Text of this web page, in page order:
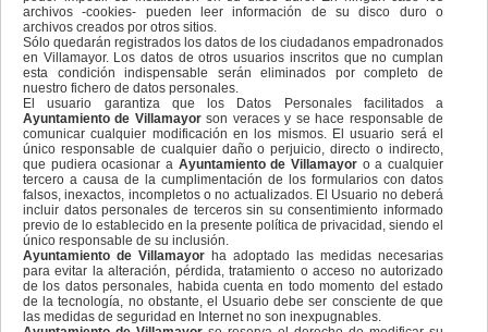
archivos -cookies- pueden leer información de su disco duro o
archivos creados por otros sitios.
Sólo quedarán registrados los datos de los ciudadanos empadronados
en Villamayor. Los datos de otros usuarios inscritos que no cumplan
esta condición indispensable serán eliminados por completo de
nuestro fichero de datos personales.
El usuario garantiza que los Datos Personales facilitados a
Ayuntamiento de Villamayorson veraces y se hace responsable de
comunicar cualquier modificación en los mismos. El usuario será el
único responsable de cualquier daño o perjuicio, directo o indirecto,
que pudiera ocasionar a Ayuntamiento de Villamayor o a cualquier
tercero a causa de la cumplimentación de los formularios con datos
falsos, inexactos, incompletos o no actualizados. El Usuario no deberá
incluir datos personales de terceros sin su consentimiento informado
previo de lo establecido en la presente política de privacidad, siendo el
único responsable de su inclusión.
Ayuntamiento de Villamayor ha adoptado las medidas necesarias
para evitar la alteración, pérdida, tratamiento o acceso no autorizado
de los datos personales, habida cuenta en todo momento del estado
de la tecnología, no obstante, el Usuario debe ser consciente de que
las medidas de seguridad en Internet no son inexpugnables.